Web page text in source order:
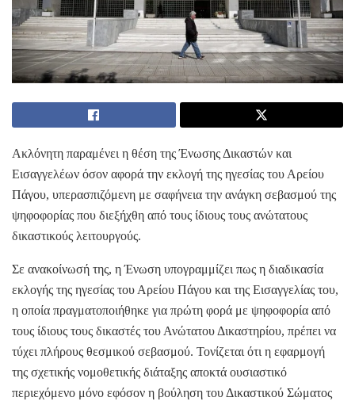
Ακλόνητη παραμένει η θέση της Ένωσης Δικαστών και
Εισαγγελέων όσον αφορά την εκλογή της ηγεσίας του Αρείου
Πάγου, υπερασπιζόμενη με σαφήνεια την ανάγκη σεβασμού της
ψηφοφορίας που διεξήχθη από τους ίδιους τους ανώτατους
δικαστικούς λειτουργούς.
Σε ανακοίνωσή της, η Ένωση υπογραμμίζει πως η διαδικασία
εκλογής της ηγεσίας του Αρείου Πάγου και της Εισαγγελίας του,
η οποία πραγματοποιήθηκε για πρώτη φορά με ψηφοφορία από
τους ίδιους τους δικαστές του Ανώτατου Δικαστηρίου, πρέπει να
τύχει πλήρους θεσμικού σεβασμού. Τονίζεται ότι η εφαρμογή
της σχετικής νομοθετικής διάταξης αποκτά ουσιαστικό
περιεχόμενο μόνο εφόσον η βούληση του Δικαστικού Σώματος